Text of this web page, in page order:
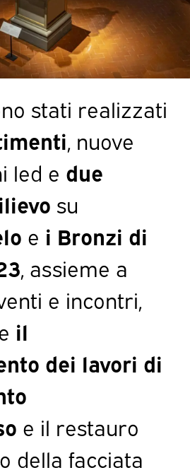
stati realizzati
, nuove
led e due
su
e i Bronzi di
, assieme a
e incontri,
il
dei lavori di
e il restauro
della facciata